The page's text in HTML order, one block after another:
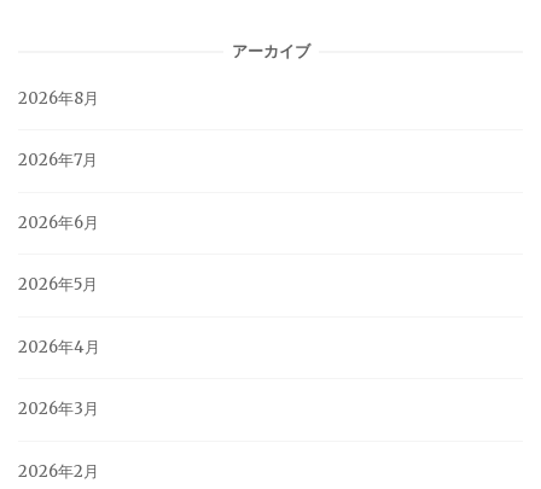
アーカイブ
2026年8月
2026年7月
2026年6月
2026年5月
2026年4月
2026年3月
2026年2月